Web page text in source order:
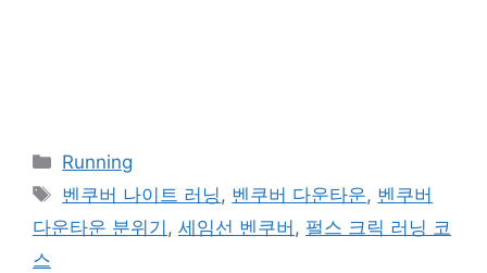
카
테
리
Running
태
그
벤쿠버 나이트 러닝, 벤쿠버 다운타운, 벤쿠버
다운타운 분위기 , 세임선 벤쿠버 , 펄스 크릭 러닝 코
스